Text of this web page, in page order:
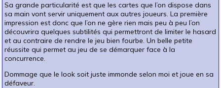
Sa grande particularité est que les cartes que l’on dispose dans
sa main vont servir uniquement aux autres joueurs. La première
impression est donc que l’on ne gère rien mais peu à peu l’on
découvrira quelques subtilités qui permettront de limiter le hasard
et au contraire de rendre le jeu bien fourbe. Un belle petite
réussite qui permet au jeu de se démarquer face à la
concurrence.
Dommage que le look soit juste immonde selon moi et joue en sa
défaveur.